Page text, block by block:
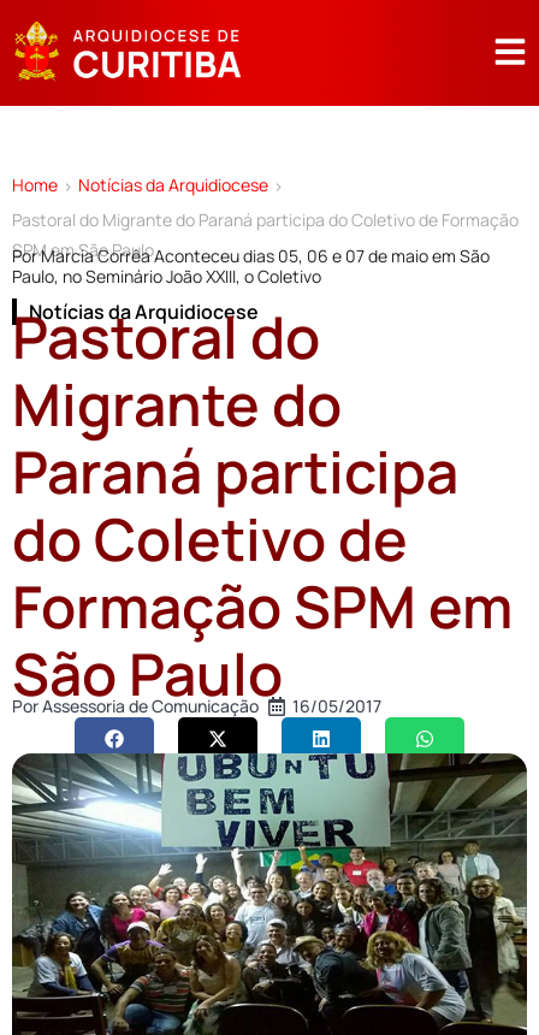
Home > Notícias da Arquidiocese >
Pastoral do Migrante do Paraná participa do Coletivo de Formação
SPM em São Paulo
Por Marcia Corrêa Aconteceu dias 05, 06 e 07 de maio em São
Paulo, no Seminário João XXIII, o Coletivo
Notícias da Arquidiocese
Pastoral do
Migrante do
Paraná participa
do Coletivo de
Formação SPM em
São Paulo
PorAssessoria de Comunicação 16/05/2017